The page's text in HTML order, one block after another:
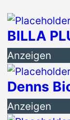
BILLA
Anzeigen
Denns
Anzeigen